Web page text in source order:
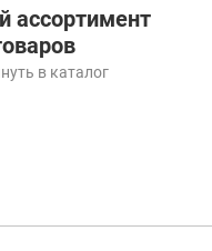
ассортимент
в каталог